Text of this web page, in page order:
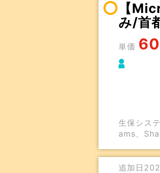
【
み/首
単価
生保シス
ams、
追加日